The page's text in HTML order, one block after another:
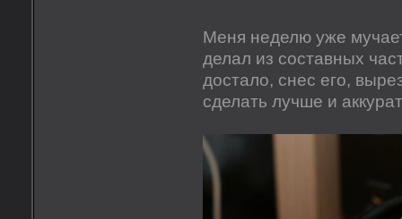
Меня неделю уже
делал из составных
достало, снес его,
сделать лучше и